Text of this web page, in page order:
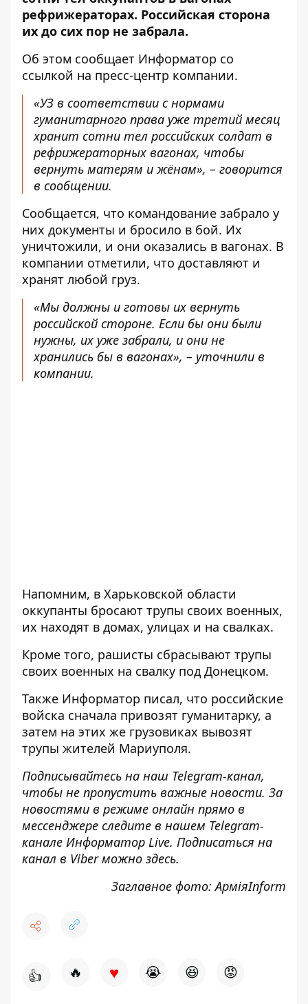
рефрижераторах. Российская сторона
их до сих пор не забрала.
Об этом сообщает Информатор со
ссылкой на пресс-центр компании.
«УЗ в соответствии с нормами
гуманитарного права уже третий месяц
хранит сотни тел российских солдат в
рефрижераторных вагонах, чтобы
вернуть матерям и жёнам», – говорится
в сообщении.
Сообщается, что командование забрало у
них документы и бросило в бой. Их
уничтожили, и они оказались в вагонах. В
компании отметили, что доставляют и
хранят любой груз.
«Мы должны и готовы их вернуть
российской стороне. Если бы они были
нужны, их уже забрали, и они не
хранились бы в вагонах», – уточнили в
компании.
Напомним, в Харьковской области
оккупанты бросают трупы своих военных,
их находят в домах, улицах и на свалках.
Кроме того, рашисты сбрасывают трупы
своих военных на свалку под Донецком.
Также Информатор писал, что российские
войска сначала привозят гуманитарку, а
затем на этих же грузовиках вывозят
трупы жителей Мариуполя.
Подписывайтесь на наш Telegram-канал,
чтобы не пропустить важные новости. За
новостями в режиме онлайн прямо в
мессенджере следите в нашем Telegram-
канале Информатор Live. Подписаться на
канал в Viber можно здесь.
Заглавное фото: АрміяInform
👍 🔥 ♥ 😭 😆 😡